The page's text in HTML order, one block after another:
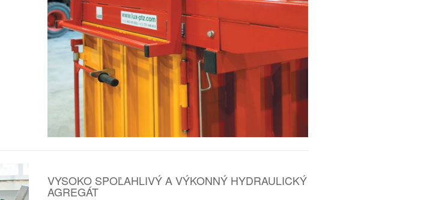
VYSOKO SPOĽAHLIVÝ A VÝKONNÝ HYDRAULICKÝ
AGREGÁT